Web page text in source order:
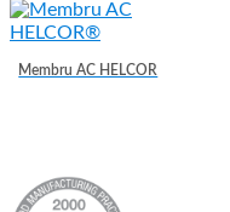
Membru AC HELCOR